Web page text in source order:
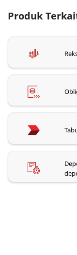
Produk